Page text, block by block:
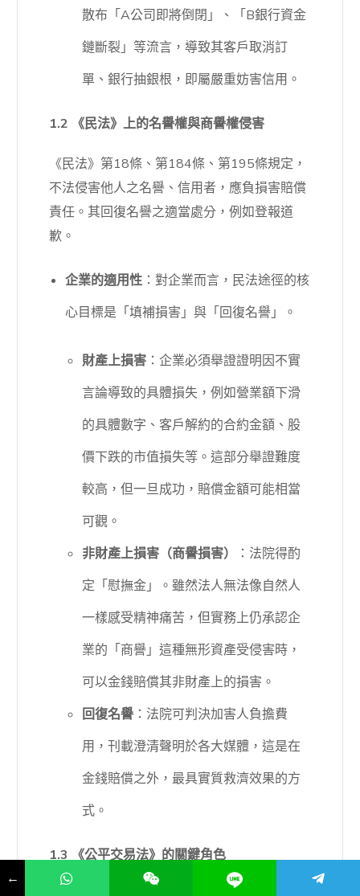
散布「A公司即將倒閉」、「B銀行資金
鏈斷裂」等流言，導致其客戶取消訂
單、銀行抽銀根，即屬嚴重妨害信用。
1.2 《民法》上的名譽權與商譽權侵害
《民法》第18條、第184條、第195條規定，
不法侵害他人之名譽、信用者，應負損害賠償
責任。其回復名譽之適當處分，例如登報道
歉。
企業的適用性 ：對企業而言，民法途徑的核
心目標是「填補損害」與「回復名譽」。
財產上損害 ：企業必須舉證證明因不實
言論導致的具體損失，例如營業額下滑
的具體數字、客戶解約的合約金額、股
價下跌的市值損失等。這部分舉證難度
較高，但一旦成功，賠償金額可能相當
可觀。
非財產上損害（商譽損害）
：法院得酌
定「慰撫金」。雖然法人無法像自然人
一樣感受精神痛苦，但實務上仍承認企
業的「商譽」這種無形資產受侵害時，
可以金錢賠償其非財產上的損害。
回復名譽：法院可判決加害人負擔費
用，刊載澄清聲明於各大媒體，這是在
金錢賠償之外，最具實質救濟效果的方
式。
1.3 《公平交易法》的關鍵角色
←